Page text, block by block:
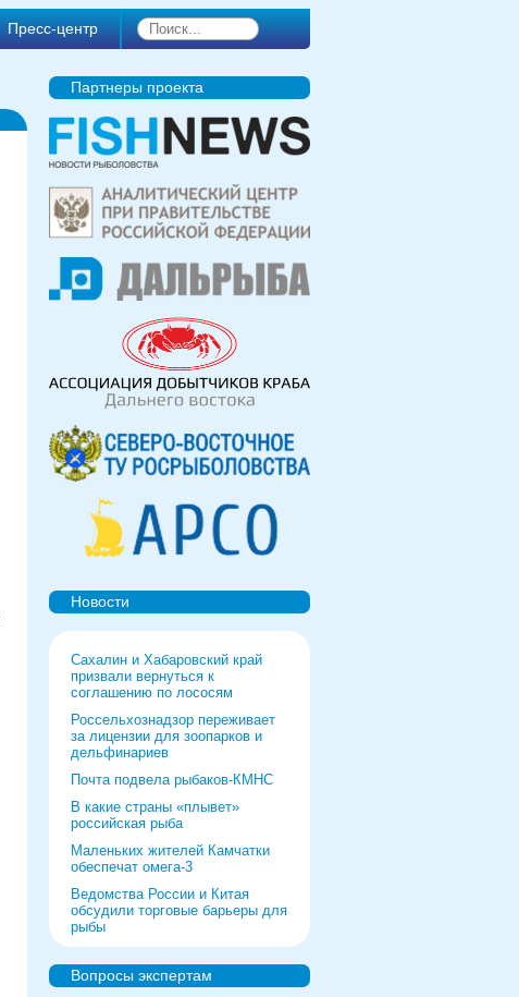
Пресс-центр
Партнеры проекта
Новости
Сахалин и Хабаровский край
призвали вернуться к
соглашению по лососям
Россельхознадзор переживает
за лицензии для зоопарков и
дельфинариев
Почта подвела рыбаков-КМНС
В какие страны «плывет»
российская рыба
Маленьких жителей Камчатки
обеспечат омега-3
Ведомства России и Китая
обсудили торговые барьеры для
рыбы
форуму и выставке в Питере
Вопросы экспертам